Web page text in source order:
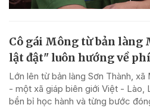
Cô gái Mông từ bản làng
lật đật" luôn hướng về
Lớn lên từ bản làng Sơn Thành,
- một xã giáp biên giới Việt - Lào,
bền bỉ học hành và từng bước